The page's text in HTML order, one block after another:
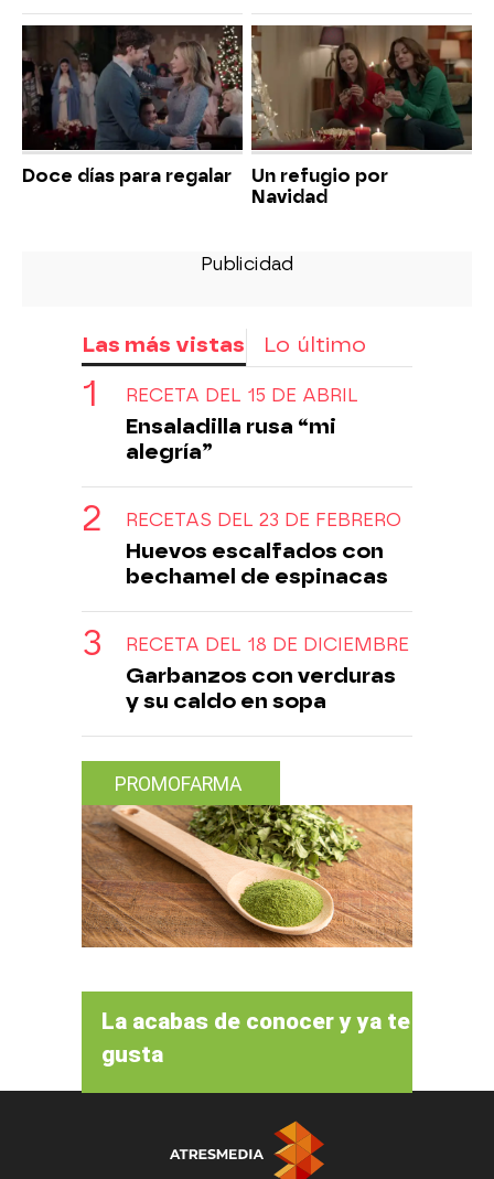
Doce días para regalar
Un refugio por
Navidad
Las más vistas Lo último
RECETA DEL 15 DE ABRIL
Ensaladilla rusa “mi
alegría”
RECETAS DEL 23 DE FEBRERO
Huevos escalfados con
bechamel de espinacas
RECETA DEL 18 DE DICIEMBRE
Garbanzos con verduras
y su caldo en sopa
PROMOFARMA
La acabas de conocer y ya te
gusta